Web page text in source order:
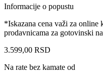
Informacije o popustu
*Iskazana cena važi za
prodavnicama za gotovinski
3.599,00 RSD
Na rate bez kamate od